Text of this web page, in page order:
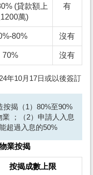
(貸款額上
萬)
有
80% 沒有
70% 沒有
年10月17日或以後簽訂
揭（1）80%至90%
；（2）申請人入息
超過入息的50%
業按揭
按揭成數上限